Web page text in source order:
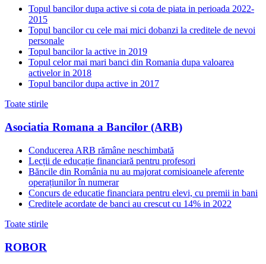
Topul bancilor dupa active si cota de piata in perioada 2022-
2015
Topul bancilor cu cele mai mici dobanzi la creditele de nevoi
personale
Topul bancilor la active in 2019
Topul celor mai mari banci din Romania dupa valoarea
activelor in 2018
Topul bancilor dupa active in 2017
Toate stirile
Asociatia Romana a Bancilor (ARB)
Conducerea ARB rămâne neschimbată
Lecții de educație financiară pentru profesori
Băncile din România nu au majorat comisioanele aferente
operațiunilor în numerar
Concurs de educatie financiara pentru elevi, cu premii in bani
Creditele acordate de banci au crescut cu 14% in 2022
Toate stirile
ROBOR